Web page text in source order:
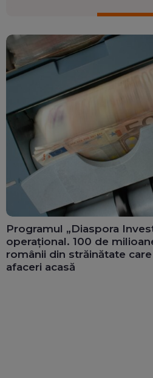
Programul „Diaspora
operațional. 100 de
românii din străinătate
afaceri acasă